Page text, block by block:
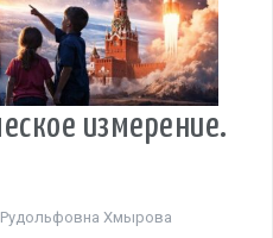
измерение.
Рудольфовна Хмырова